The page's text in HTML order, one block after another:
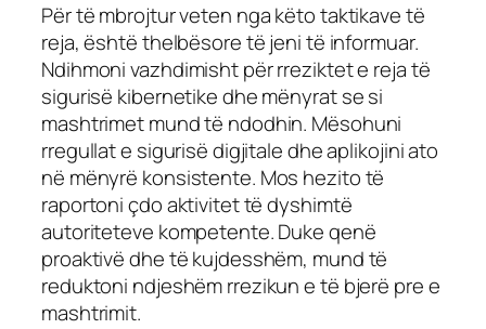
Për të mbrojtur veten nga këto taktikave të
reja, është thelbësore të jeni të informuar.
Ndihmoni vazhdimisht për rreziktet e reja të
sigurisë kibernetike dhe mënyrat se si
mashtrimet mund të ndodhin. Mësohuni
rregullat e sigurisë digjitale dhe aplikojini ato
në mënyrë konsistente. Mos hezito të
raportoni çdo aktivitet të dyshimtë
autoriteteve kompetente. Duke qenë
proaktivë dhe të kujdesshëm, mund të
reduktoni ndjeshëm rrezikun e të bjerë pre e
mashtrimit.